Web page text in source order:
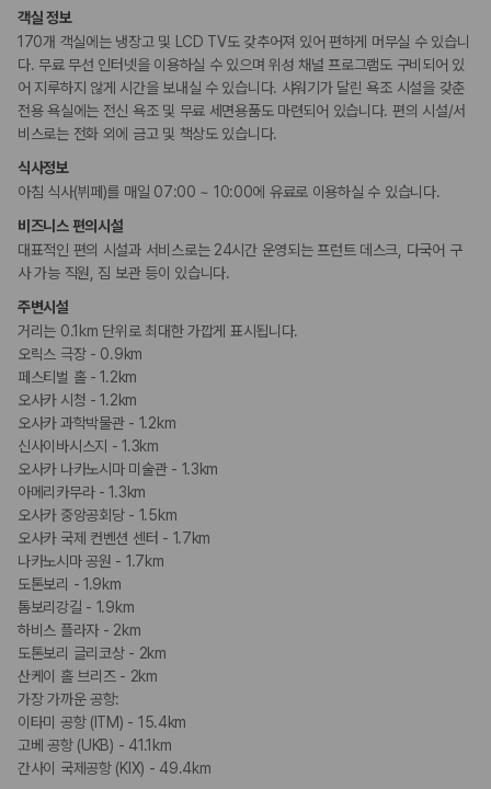
객실 정보
170개 객실에는 냉장고 및 LCD TV도 갖추어져 있어 편하게 머무실 수 있습니
다. 무료 무선 인터넷을 이용하실 수 있으며 위성 채널 프로그램도 구비되어 있
어 지루하지 않게 시간을 보내실 수 있습니다. 샤워기가 달린 욕조 시설을 갖춘
전용 욕실에는 전신 욕조 및 무료 세면용품도 마련되어 있습니다. 편의 시설/서
비스로는 전화 외에 금고 및 책상도 있습니다.
식사정보
아침 식사(뷔페)를 매일 07:00 ~ 10:00에 유료로 이용하실 수 있습니다.
비즈니스 편의시설
대표적인 편의 시설과 서비스로는 24시간 운영되는 프런트 데스크, 다국어 구
사 가능 직원, 짐 보관 등이 있습니다.
주변시설
거리는 0.1km 단위로 최대한 가깝게 표시됩니다.
오릭스 극장 - 0.9km
페스티벌 홀 - 1.2km
오사카 시청 - 1.2km
오사카 과학박물관 - 1.2km
신사이바시스지 - 1.3km
오사카 나카노시마 미술관 - 1.3km
아메리카무라 - 1.3km
오사카 중앙공회당 - 1.5km
오사카 국제 컨벤션 센터 - 1.7km
나카노시마 공원 - 1.7km
도톤보리 - 1.9km
톰보리강길 - 1.9km
하비스 플라자 - 2km
도톤보리 글리코상 - 2km
산케이 홀 브리즈 - 2km
가장 가까운 공항:
이타미 공항 (ITM) - 15.4km
고베 공항 (UKB) - 41.1km
간사이 국제공항 (KIX) - 49.4km